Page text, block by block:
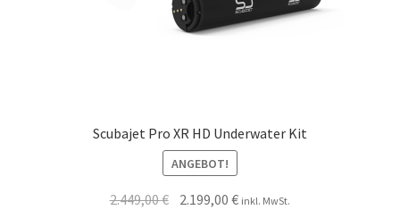
Scubajet Pro XR HD Underwater Kit
ANGEBOT!
2.449,00€ 2.199,00€ inkl. MwSt.